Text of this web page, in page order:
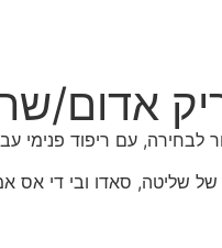
אדום/
לבחירה, עם ריפוד
של שליטה, סאדו ובי די אס